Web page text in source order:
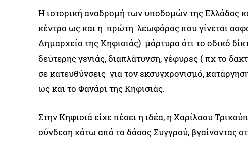
Η ιστορική αναδρομή των υποδομών της Ελλάδος
κέντρο ως και η πρώτη λεωφόρος που γίνεται
Δημαρχείο της Κηφισιάς) μάρτυρα ότι το οδικό
δεύτερης γενιάς, διαπλάτυνση, γέφυρες ( πχ το
σε κατευθύνσεις για τον εκσυγχρονισμό,
ως και το Φανάρι της Κηφισιάς.
Στην Κηφισιά είχε πέσει η ιδέα, η Χαρίλαου
σύνδεση κάτω από το δάσος Συγγρού, βγαίνοντας